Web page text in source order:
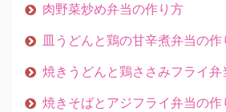
肉野菜炒め弁当の作り方
皿うどんと鶏の甘辛煮弁当の作
焼きうどんと鶏ささみフライ弁
焼きそばとアジフライ弁当の作